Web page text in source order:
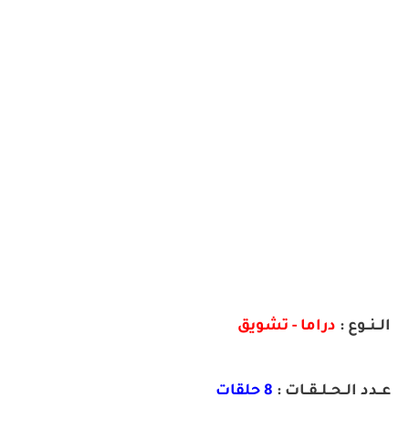
الــنــوع : دراما - تشويق
عــدد الــحــلــقــات : 8 حلقات